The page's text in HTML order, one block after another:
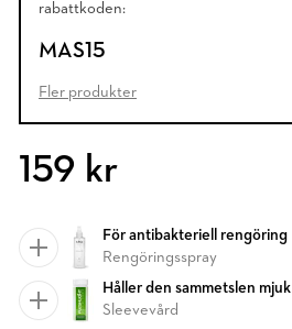
rabattkoden:
MAS15
Fler produkter
159 kr
För antibakteriell rengöring
Rengöringsspray
Håller den sammetslen mjuk
Sleevevård